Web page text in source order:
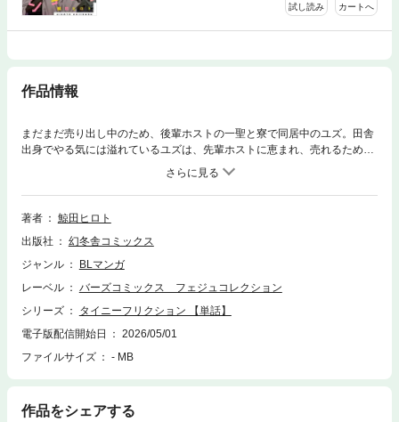
試し読み カートへ
作品情報
まだまだ売り出し中のため、後輩ホストの一聖と寮で同居中のユズ。田舎
出身でやる気には溢れているユズは、先輩ホストに恵まれ、売れるために
頑張りたい…！ と思っているものの、生意気な後輩・一聖には売上やホ
ストとしての立ち居振る舞いなど、何かとマウントを取られがちな日々。
そんな中、新規客のBL作家たちに気に入られるため、一聖と疑似カップル
売りをすることになってしまい…!?
著者
鯨田ヒロト
出版社
幻冬舎コミックス
ジャンル
BLマンガ
レーベル
バーズコミックス フェジュコレクション
シリーズ
タイニーフリクション 【単話】
電子版配信開始日
2026/05/01
ファイルサイズ
- MB
作品をシェアする